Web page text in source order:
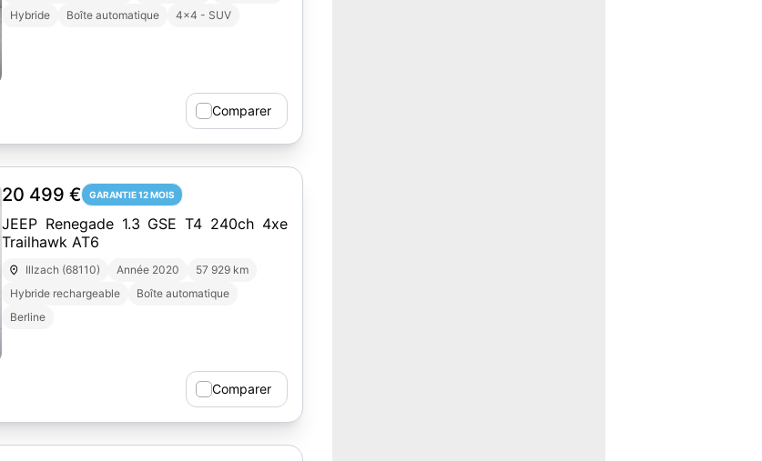
Hybride
Boîte automatique 4x4 - SUV
Comparer
20 499 € GARANTIE 12 MOIS
JEEP Renegade 1.3 GSE T4 240ch 4xe
Trailhawk AT6
Illzach (68110) Année 2020
57 929 km
Hybride rechargeable
Boîte automatique
Berline
Comparer